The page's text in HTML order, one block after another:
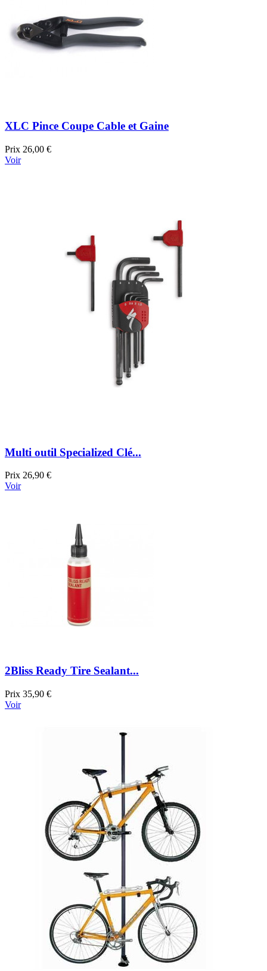
XLC Pince Coupe Cable et Gaine
Prix 26,00 €
Voir
Multi outil Specialized Clé...
Prix 26,90 €
Voir
2Bliss Ready Tire Sealant...
Prix 35,90 €
Voir